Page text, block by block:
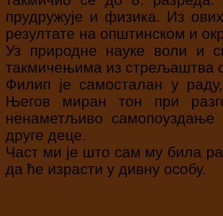
прудружује и физика. Из
резултате на општинском и
Уз природне науке воли и
такмичењима из стрељаштва
Филип је самосталан у
Његов миран тон при
ненаметљиво
друге деце.
Част ми је што сам му била
да ће израсти у дивну особу.